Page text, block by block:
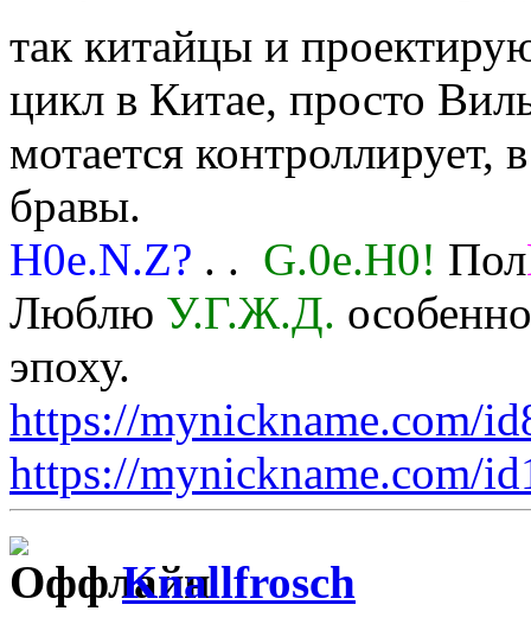
так китайцы и
цикл в Китае, просто
мотается контроллирует,
бравы.
H0e.N.Z? . . G.0e.H0! Пол
Люблю У.Г.Ж.Д.
эпоху.
https://mynickname.com/
https://mynickname.com/
Knallfrosch